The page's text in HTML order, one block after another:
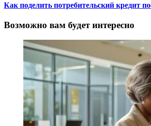
Как поделить потребительский кредит
Возможно вам будет интересно